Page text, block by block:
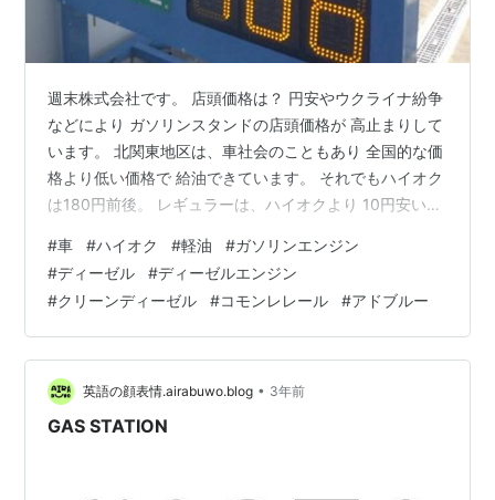
週末株式会社です。 店頭価格は？ 円安やウクライナ紛争
などにより ガソリンスタンドの店頭価格が 高止まりして
います。 北関東地区は、車社会のこともあり 全国的な価
格より低い価格で 給油できています。 それでもハイオク
は180円前後。 レギュラーは、ハイオクより 10円安い
ハイオクガソリンより 40円安くなっています。
weekend2019.hatenablog.com
weekend2019.hatenablog.com 中古車で購入したVWゴ
ルフを 定期点検に出しました。 延長保証に入っているの
で、 費用はかかりません。 それでも…
#車 #ハイオク #軽油 #ガソリンエンジン
#ディーゼル #ディーゼルエンジン
#クリーンディーゼル #コモンレレール #アドブルー
英語の顔表情.airabuwo.blog • 3年前
GAS STATION